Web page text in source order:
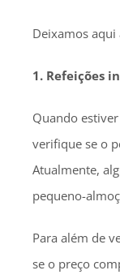
Deixamos
1. Refeições
Quando
verifique se o
Atualmente,
pequeno-
Para além de
se o preço